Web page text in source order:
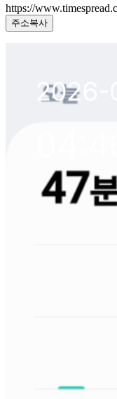
https://
주소복사